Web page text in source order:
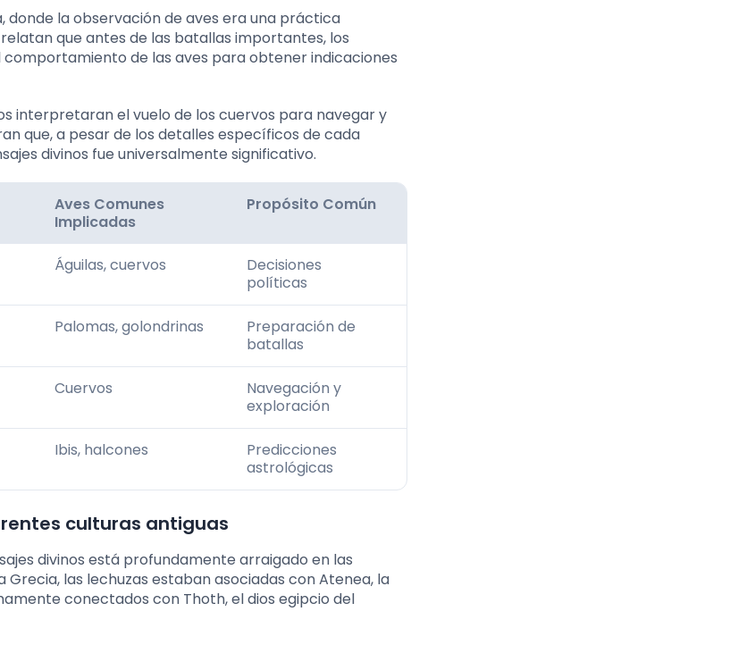
la observación de aves era una práctica
que antes de las batallas importantes, los
de las aves para obtener indicaciones
interpretaran el vuelo de los cuervos para navegar y
que, a pesar de los detalles específicos de cada
divinos fue universalmente significativo.
Aves Comunes
Implicadas
Propósito Común
Águilas, cuervos
Decisiones
políticas
Palomas, golondrinas
Preparación de
batallas
Cuervos
Navegación y
exploración
Ibis, halcones
Predicciones
astrológicas
culturas antiguas
divinos está profundamente arraigado en las
las lechuzas estaban asociadas con Atenea, la
conectados con Thoth, el dios egipcio del